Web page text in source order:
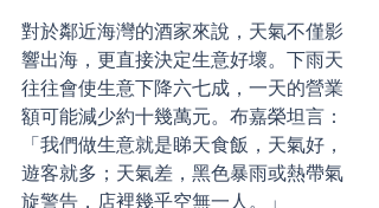
對於鄰近海灣的酒家來說，天氣不僅影
響出海，更直接決定生意好壞。下雨天
往往會使生意下降六七成，一天的營業
額可能減少約十幾萬元。布嘉榮坦言：
「我們做生意就是睇天食飯，天氣好，
遊客就多；天氣差，黑色暴雨或熱帶氣
旋警告，店裡幾乎空無一人。」